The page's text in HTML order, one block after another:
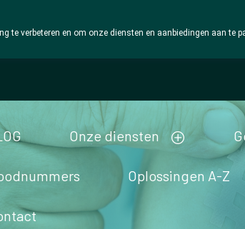
Onze diensten
Oplossingen A-Z
te verbeteren en om onze diensten en aanbiedingen aan